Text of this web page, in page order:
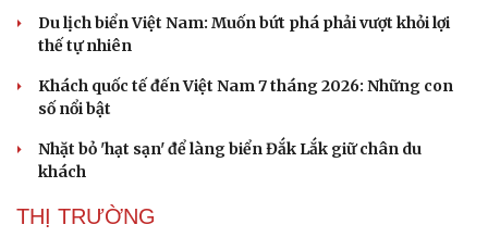
Âm nhạc
Di sản
Sao Việt
Du lịch biển Việt Nam: Muốn bứt phá phải vượt khỏi lợi
thế tự nhiên
Khách quốc tế đến Việt Nam 7 tháng 2026: Những con
số nổi bật
Nhặt bỏ 'hạt sạn' để làng biển Đắk Lắk giữ chân du
khách
THỊ TRƯỜNG